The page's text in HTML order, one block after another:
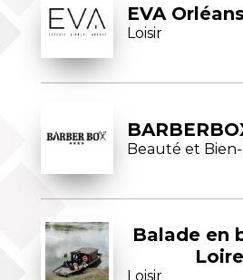
EVA
Loisir
Beauté et
Balade en
Loire
Loisir